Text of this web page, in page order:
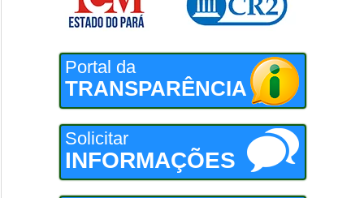
Portal da
TRANSPARÊNCIA
Solicitar
INFORMAÇÕES